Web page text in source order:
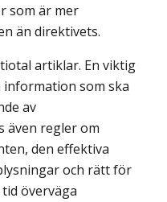
som är mer
än direktivets.
artiklar. En viktig
som ska
av
även regler om
den effektiva
och rätt för
överväga